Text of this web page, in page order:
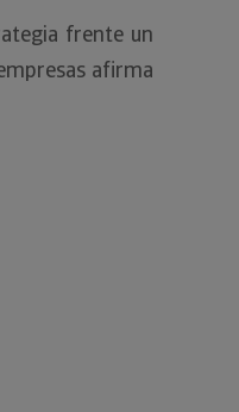
frente un
afirma